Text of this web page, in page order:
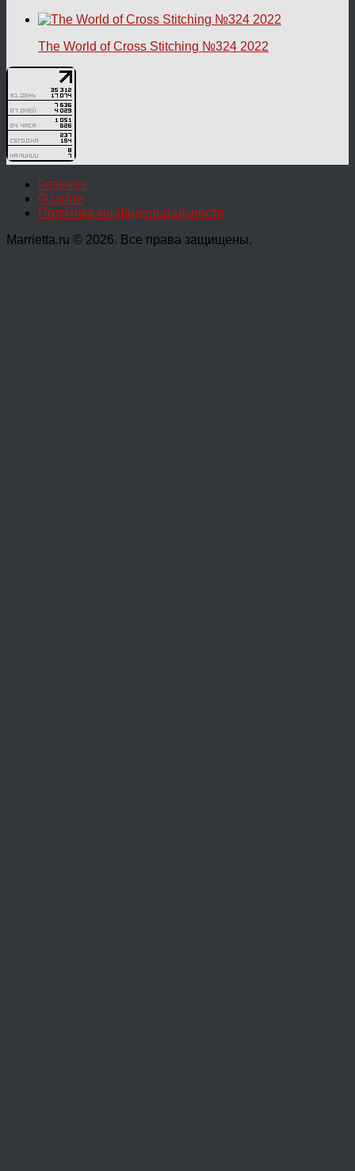
The World of Cross Stitching №324 2022
Главная
О сайте
Политика конфиденциальности
Marrietta.ru © 2026. Все права защищены.